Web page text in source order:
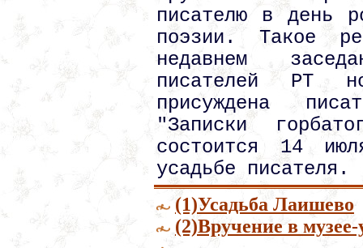
писателю в день
поэзии. Такое
недавнем
писателей РТ
присуждена
"Записки
состоится 14
усадьбе писателя.
(1)Усадьба Лаишево
(2)Вручение в музее-